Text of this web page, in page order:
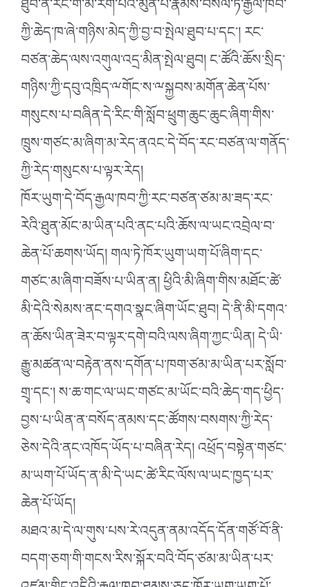
ཐུབ་ན་རང་གི་མ་རིག་པའི་མུན་པ་རྣམས་བསལ་ཏེ་རྒྱལ་ཁབ་
ཀྱི་ཆེད་ཁ་ཞེ་གཉིས་མེད་ཀྱི་བྱ་བ་སྤེལ་ཐུབ་པ་དང༌། རང་
བཙན་ཆེད་ལས་འགུལ་འདྲ་མིན་སྤེལ་ཐུབ། ང་ཚོའི་ཆོས་སྲིད་
གཉིས་ཀྱི་དབུ་འཁྲིད་ྋགོང་ས་ྋསྐྱབས་མགོན་ཆེན་པོས་
གསུངས་པ་བཞིན་དེ་རིང་གི་སློབ་ཕྲུག་ཆུང་ཆུང་ཞིག་གིས་
ཁྲུས་གཙང་མ་ཞིག་མ་རེད་ནའང་དེ་བོད་རང་བཙན་ལ་གནོད་
ཀྱི་རེད་གསུངས་པ་ལྟར་རེད།
ཁོར་ཡུག་དེ་བོད་རྒྱལ་ཁབ་ཀྱི་རང་བཙན་ཙམ་མ་ཟད་རང་
རེའི་ཐུན་མོང་མ་ཡིན་པའི་ནང་པའི་ཆོས་ལ་ཡང་འབྲེལ་བ་
ཆེན་པོ་ཆགས་ཡོད། གལ་ཏེ་ཁོར་ཡུག་ཡག་པོ་ཞིག་དང་
གཙང་མ་ཞིག་བཟོས་པ་ཡིན་ན། ཕྱིའི་མི་ཞིག་གིས་མཐོང་ཚེ་
མི་དེའི་སེམས་ནང་དགའ་སྣང་ཞིག་ཡོང་ཐུབ། དེ་ནི་མི་དགའ་
ན་ཆོས་ཡིན་ཟེར་བ་ལྟར་དགེ་བའི་ལས་ཞིག་ཀྱང་ཡིན། དེ་ཡི་
རྒྱུ་མཚན་ལ་བརྟེན་ནས་དགོན་པ་ཁག་ཙམ་མ་ཡིན་པར་སློབ་
གྲྭ་དང༌། ས་ཆ་གང་ལ་ཡང་གཙང་མ་ཡོང་བའི་ཆེད་གད་ཕྱིད་
བྱས་པ་ཡིན་ན་བསོད་ནམས་དང་ཚོགས་བསགས་ཀྱི་རེད་
ཅེས་དེའི་ནང་འཁོད་ཡོད་པ་བཞིན་རེད། འཕྲོད་བསྟེན་གཙང་
མ་ཡག་པོ་ཡོད་ན་མི་དེ་ཡང་ཚེ་རིང་ལོས་ལ་ཡང་ཁྱད་པར་
ཆེན་པོ་ཡོད།
མཐའ་མ་དེ་ལ་གུས་པས་རེ་འདུན་ནམ་འདོད་དོན་གཙོ་བོ་ནི་
བདག་ཅག་གི་གངས་རིས་སྐོར་བའི་བོད་ཙམ་མ་ཡིན་པར་